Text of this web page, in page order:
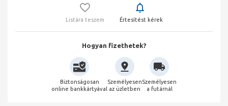
Listára teszem Értesítést kérek
Hogyan fizethetek?
Biztonságosan
online bankkártyával
Személyesen
az üzletben
Személyesen
a futárnál